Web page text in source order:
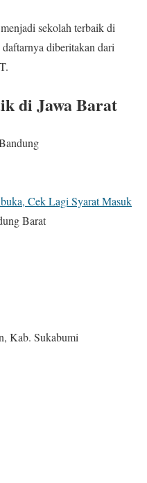
sekolah terbaik di
diberitakan dari
di Jawa Barat
Cek Lagi Syarat Masuk
Barat
Kab. Sukabumi